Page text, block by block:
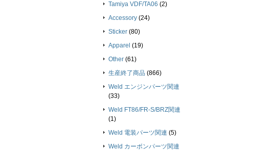
Tamiya VDF/TA06 (2)
Accessory (24)
Sticker (80)
Apparel (19)
Other (61)
生産終了商品 (866)
Weld エンジンパーツ関連
(33)
Weld FT86/FR-S/BRZ関連
(1)
Weld 電装パーツ関連 (5)
Weld カーボンパーツ関連